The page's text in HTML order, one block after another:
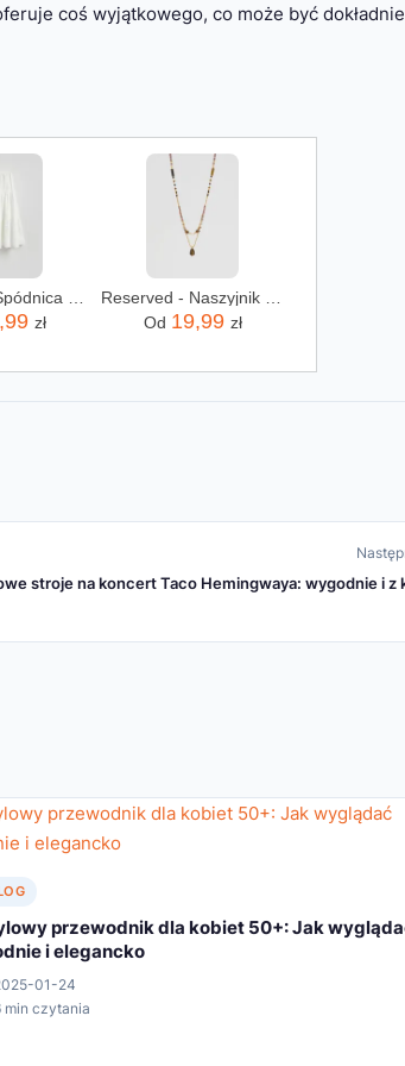
coś wyjątkowego, co może być
zł
Od 19,99 zł
stroje na koncert Taco Hemingwaya: wygodnie i z
przewodnik dla kobiet 50+: Jak
i elegancko
01-24
min czytania